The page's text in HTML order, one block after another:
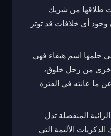
طلاقها من شريك
أي خلافات قد توتر
حلمها اسم هيفاء فهي
أخرى من رجل خلوق،
ما عانته في الفترة
المنفصلة تدل
الأليمة التي